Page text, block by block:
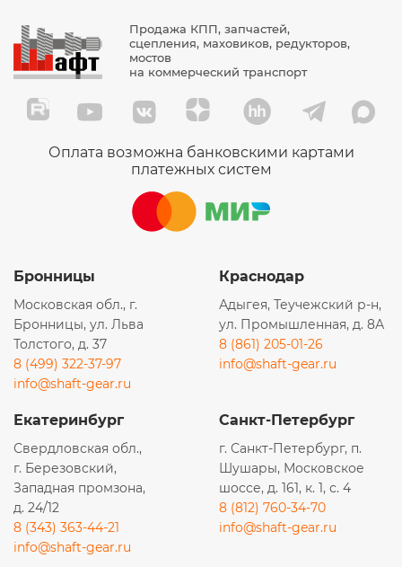
Продажа КПП, запчастей,
сцепления, маховиков, редукторов,
мостов
на коммерческий транспорт
Оплата возможна банковскими картами
платежных систем
Бронницы
Московская обл., г.
Бронницы, ул. Льва
Толстого, д. 37
8 (499) 322-37-97
info@shaft-gear.ru
Краснодар
Адыгея, Теучежский р-н,
ул. Промышленная, д. 8А
8 (861) 205-01-26
info@shaft-gear.ru
Екатеринбург
Свердловская обл.,
г. Березовский,
Западная промзона,
д. 24/12
8 (343) 363-44-21
info@shaft-gear.ru
Санкт-Петербург
г. Санкт-Петербург, п.
Шушары, Московское
шоссе, д. 161, к. 1, с. 4
8 (812) 760-34-70
info@shaft-gear.ru